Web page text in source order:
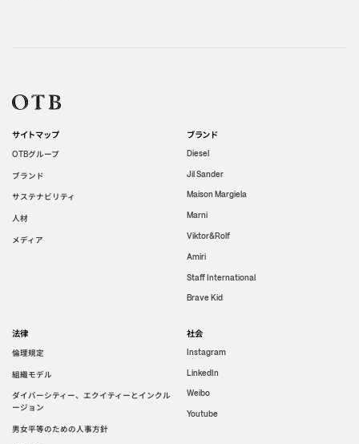
サイトマップ
OTBグループ
ブランド
サステナビリティ
人材
メディア
ブランド
Diesel
Jil Sander
Maison Margiela
Marni
Viktor&Rolf
Amiri
Staff International
Brave Kid
法律
倫理規定
組織モデル
ダイバーシティー、エクイティーとインクル
ージョン
男女平等のための人事方針
社会
Instagram
LinkedIn
Weibo
Youtube